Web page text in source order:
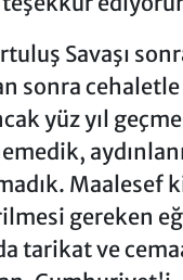
Savaşı
sonra
yüz yıl
Maalesef
gereken
tarikat ve